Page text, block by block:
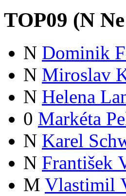
TOP09 (N
N Dominik
N Miroslav
N Helena
0 Markéta
N Karel
N František
M Vlastimil